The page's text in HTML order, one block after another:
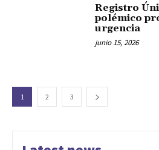
Registro
polémico
urgencia
junio 15, 2026
1 2 3